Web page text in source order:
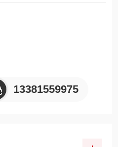
13381559975